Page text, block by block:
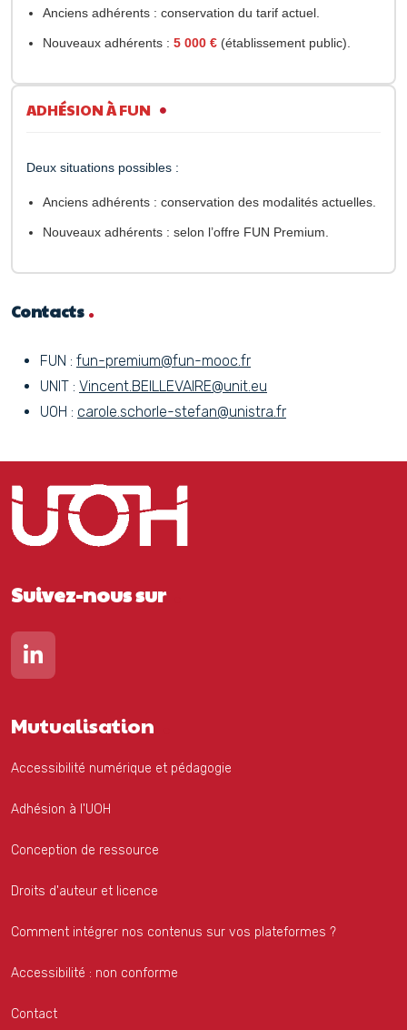
Anciens adhérents : conservation du tarif actuel.
Nouveaux adhérents : 5 000 € (établissement public).
ADHÉSION À FUN
Deux situations possibles :
Anciens adhérents : conservation des modalités actuelles.
Nouveaux adhérents : selon l’offre FUN Premium
Contacts
FUN : fun-premium@fun-mooc.fr
UNIT : Vincent.BEILLEVAIRE@unit.eu
UOH : carole.schorle-stefan@unistra.fr
Suivez-nous sur
Lien vers notre page Linkedin
Mutualisation
Accessibilité numérique et pédagogie
Adhésion à l'UOH
Conception de ressource
Droits d'auteur et licence
Comment intégrer nos contenus sur vos plateformes ?
Accessibilité : non conforme
Contact